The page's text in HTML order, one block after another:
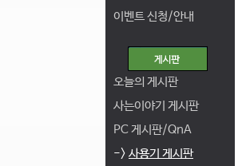
이벤트 신청/안내
오늘의 게시판
사는이야기 게시판
PC 게시판/QnA
-> 사용기 게시판